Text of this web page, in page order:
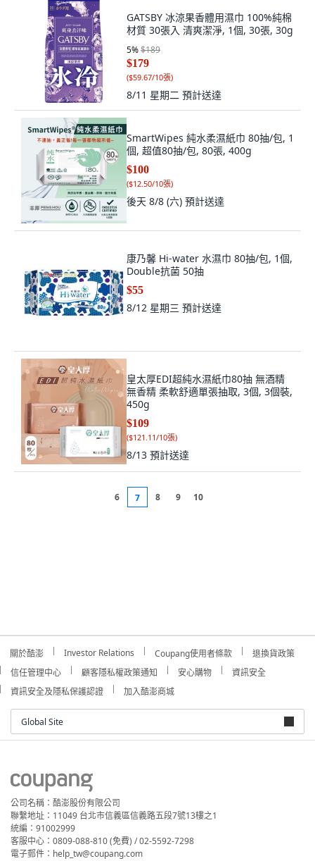
GATSBY 冰涼果香體用濕巾 100%純棉
材質 30張入 清爽潔淨, 1個, 30張, 30g
5%$189
$179
($59.67/10張)
8/11 星期二 預計送達
SmartWipes 純水柔濕紙巾 80抽/包, 1
個, 超值80抽/包, 80張, 400g
$100
($12.50/10張)
後天 8/8 (六) 預計送達
康乃馨 Hi-water 水濕巾 80抽/包, 1個,
Double抗菌 50抽
$55
8/12 星期三 預計送達
皇太厚EDI超純水濕紙巾80抽 無酒精
無香精 柔軟舒適單張抽取, 3個, 3個裝,
450g
$109
($121.11/10張)
8/13 預計送達
6 7 8 9 10
關於酷澎 Investor Relations Coupang使用者條款
退換貨政策
信任管理中心
顧客隱私權政策通知 安心購物
資訊安全
資訊安全及隱私保護認證
加入酷澎商城
Global Site
公司名稱：酷澎股份有限公司
聯繫地址：11049 台北市信義區信義路五段7號13樓之1
統編：91002999
客服中心：0809-088-810 (免費) / 02-5592-7298
電子郵件：help_tw@coupang.com